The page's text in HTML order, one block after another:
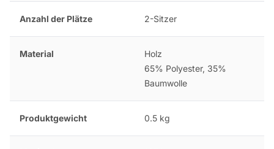
Anzahl der Plätze 2-Sitzer
Material
Holz
65% Polyester, 35%
Baumwolle
Produktgewicht 0.5 kg